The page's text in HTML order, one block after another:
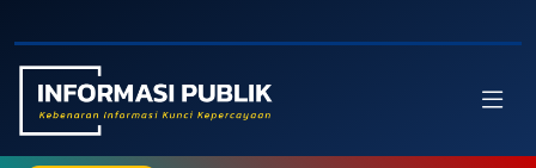
to
content